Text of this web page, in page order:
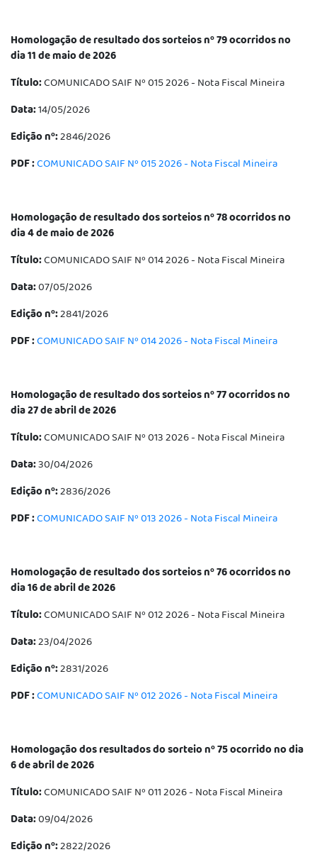
Homologação de resultado dos sorteios nº 79 ocorridos no
dia 11 de maio de 2026
Título:COMUNICADO SAIF Nº 015 2026 - Nota Fiscal Mineira
Data:14/05/2026
Edição nº:2846/2026
PDF :COMUNICADO SAIF Nº 015 2026 - Nota Fiscal Mineira
Homologação de resultado dos sorteios nº 78 ocorridos no
dia 4 de maio de 2026
Título:COMUNICADO SAIF Nº 014 2026 - Nota Fiscal Mineira
Data:07/05/2026
Edição nº:2841/2026
PDF :COMUNICADO SAIF Nº 014 2026 - Nota Fiscal Mineira
Homologação de resultado dos sorteios nº 77 ocorridos no
dia 27 de abril de 2026
Título:COMUNICADO SAIF Nº 013 2026 - Nota Fiscal Mineira
Data:30/04/2026
Edição nº:2836/2026
PDF :COMUNICADO SAIF Nº 013 2026 - Nota Fiscal Mineira
Homologação de resultado dos sorteios nº 76 ocorridos no
dia 16 de abril de 2026
Título:COMUNICADO SAIF Nº 012 2026 - Nota Fiscal Mineira
Data:23/04/2026
Edição nº:2831/2026
PDF :COMUNICADO SAIF Nº 012 2026 - Nota Fiscal Mineira
Homologação dos resultados do sorteio nº 75 ocorrido no dia
6 de abril de 2026
Título:COMUNICADO SAIF Nº 011 2026 - Nota Fiscal Mineira
Data:09/04/2026
Edição nº:2822/2026